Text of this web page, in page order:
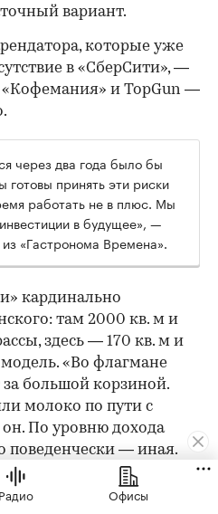
вариант.
которые уже
в «СберСити», —
«Кофемания» и TopGun —
через два года было бы
принять эти риски
работать не в плюс. Мы
в будущее», —
«Гастронома Времена».
кардинально
там 2000 кв. м и
здесь — 170 кв. м и
«Во флагмане
большой корзиной.
молоко по пути с
По уровню дохода
поведенчески — иная.
качество
кулинария, готовая
Радио Офисы